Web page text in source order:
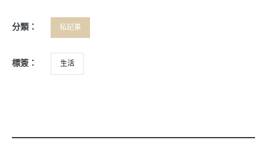
分類： 私記事
標簽： 生活